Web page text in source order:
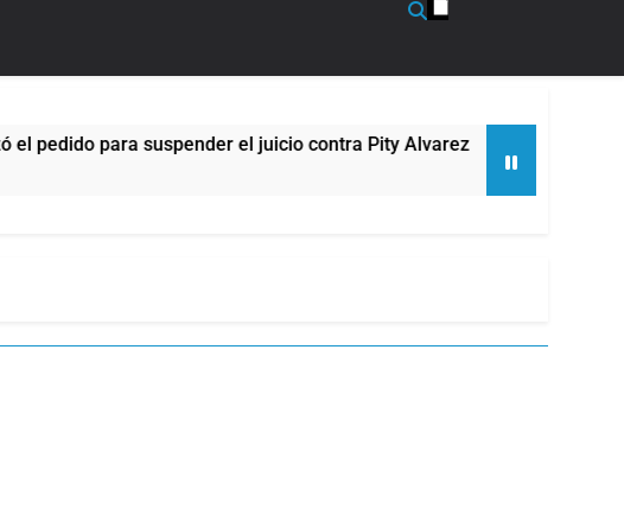
para suspender el juicio contra Pity Alvarez